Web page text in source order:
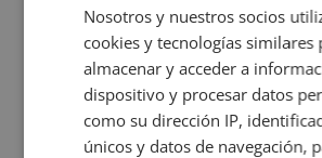
habilidades
El sector del periodismo y la
ámbito en constante evolución y
interfieren fuertemente. De
prácticamente imposible
Nosotros y nuestros socios
cookies y tecnologías similares
almacenar y acceder a
dispositivo y procesar datos
como su dirección IP,
únicos y datos de navegación,